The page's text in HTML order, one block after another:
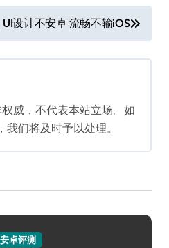
设计不安卓 流畅不输iOS
威，不代表本站立场。如
们将及时予以处理。
安卓评测